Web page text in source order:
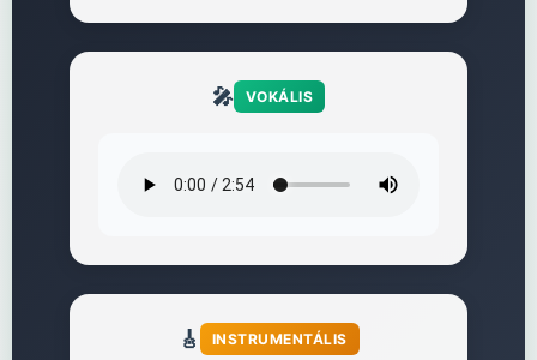
🎤 VOKÁLIS
🎸 INSTRUMENTÁLIS